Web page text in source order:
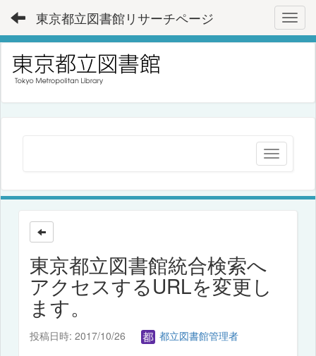
東京都立図書館リサーチページ
東京都立図書館統合検索へ
アクセスするURLを変更し
ます。
投稿日時: 2017/10/26 都立図書館管理者